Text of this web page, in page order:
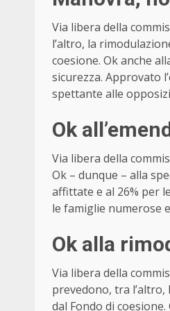
Via libera della
l’altro, la
coesione. Ok anche
sicurezza. Approvato
spettante alle
Ok
Via libera della
Ok – dunque – alla
affittate e al 26% per
le famiglie numerose
Ok alla
Via libera della
prevedono, tra
dal Fondo di